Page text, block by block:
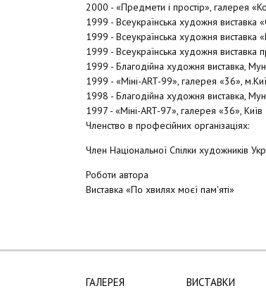
2000 - «Предмети і простір», галерея
1999 - Всеукраїнська художня виставка
1999 - Всеукраїнська художня виставка
1999 - Всеукраїнська художня
1999 - Благодійна художня виставка,
1999 - «Міні-ART-99», галерея «36»,
1998 - Благодійна художня виставка,
1997 - «Міні-ART-97», галерея «36», Київ
Членство в професійних організаціях:
Член Національної Спілки художників
Роботи автора
Виставка «По хвилях моєї пам'яті»
ГАЛЕРЕЯ ВИСТАВКИ